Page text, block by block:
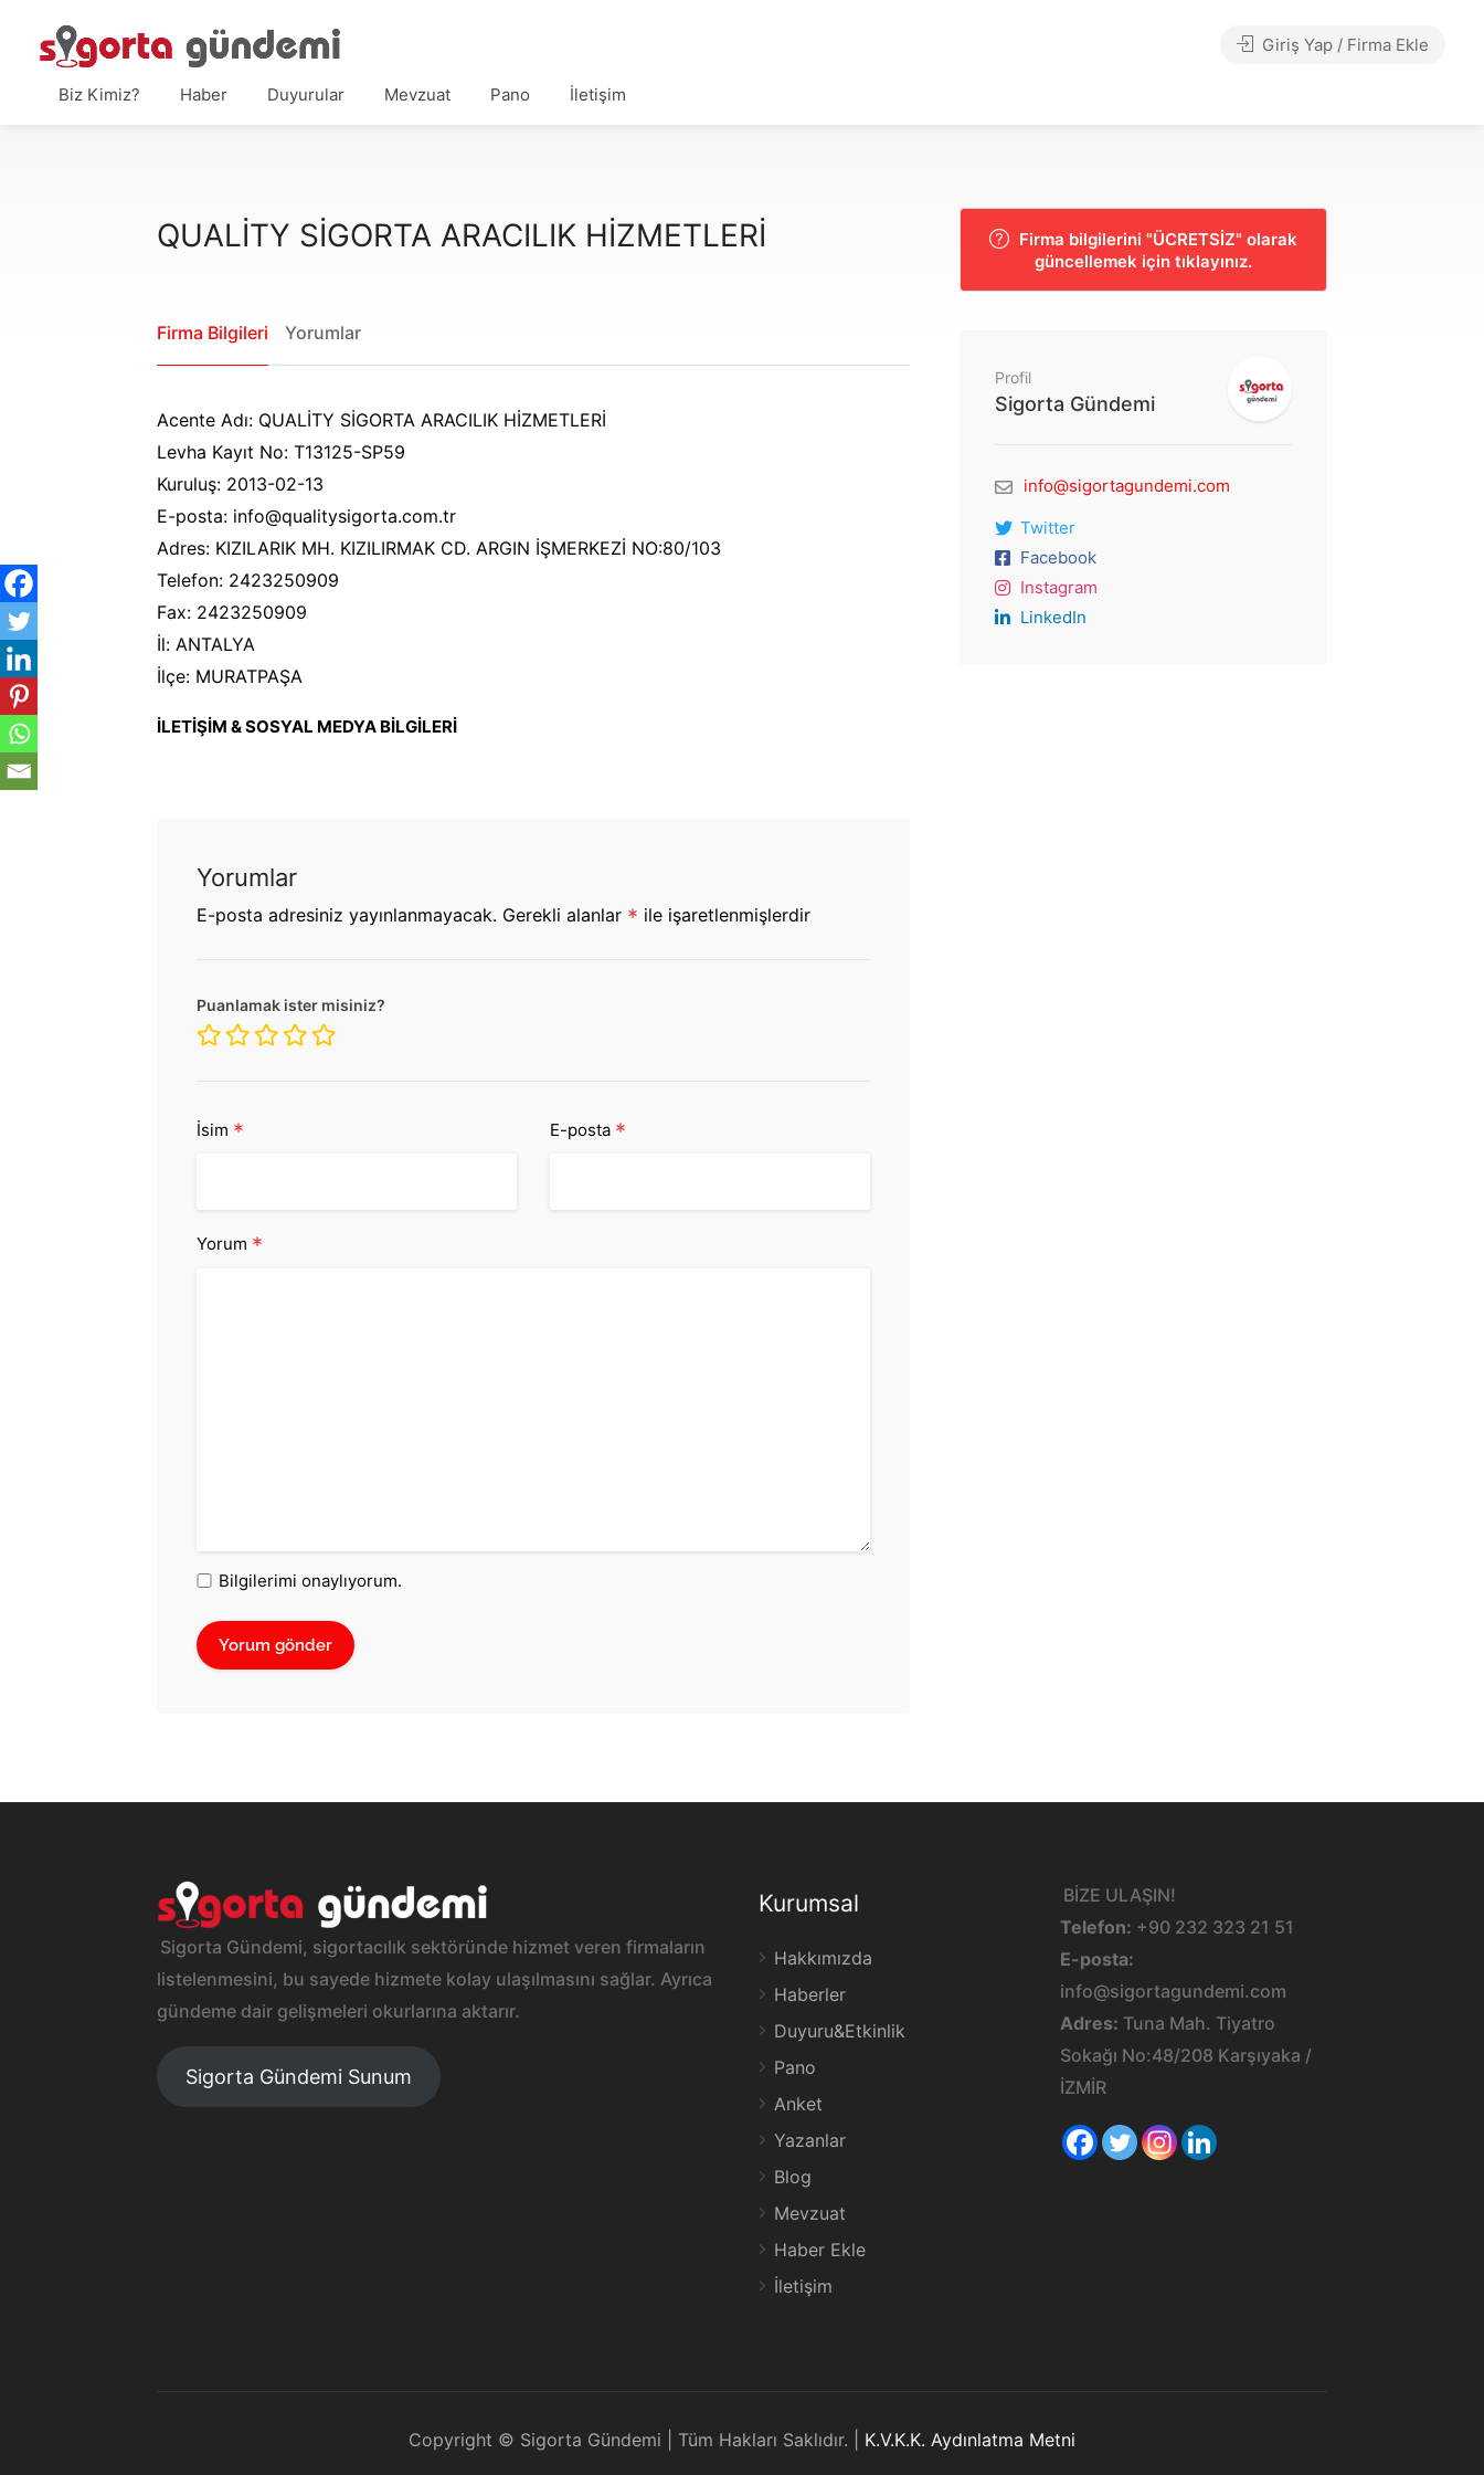
Biz Kimiz? Haber Duyurular Mevzuat Pano İletişim
Giriş Yap / Firma Ekle
QUALİTY SİGORTA ARACILIK HİZMETLERİ
Firma Bilgileri Yorumlar
Acente Adı: QUALİTY SİGORTA ARACILIK HİZMETLERİ
Levha Kayıt No: T13125-SP59
Kuruluş: 2013-02-13
E-posta: info@qualitysigorta.com.tr
Adres: KIZILARIK MH. KIZILIRMAK CD. ARGIN İŞMERKEZİ NO:80/103
Telefon: 2423250909
Fax: 2423250909
İl: ANTALYA
İlçe: MURATPAŞA
İLETİŞİM & SOSYAL MEDYA BİLGİLERİ
Yorumlar
E-posta adresiniz yayınlanmayacak. Gerekli alanlar * ile işaretlenmişlerdir
Puanlamak ister misiniz?
İsim * E-posta *
Yorum *
Bilgilerimi onaylıyorum.
Firma bilgilerini "ÜCRETSİZ" olarak
güncellemek için tıklayınız.
Profil
Sigorta Gündemi
info@sigortagundemi.com
Twitter
Facebook
Instagram
LinkedIn
Sigorta Gündemi, sigortacılık sektöründe hizmet veren firmaların
listelenmesini, bu sayede hizmete kolay ulaşılmasını sağlar. Ayrıca
gündeme dair gelişmeleri okurlarına aktarır.
Sigorta Gündemi Sunum
Kurumsal
Hakkımızda
Haberler
Duyuru&Etkinlik
Pano
Anket
Yazanlar
Blog
Mevzuat
Haber Ekle
İletişim
BİZE ULAŞIN!
Telefon: +90 232 323 21 51
E-posta:
info@sigortagundemi.com
Adres: Tuna Mah. Tiyatro
Sokağı No:48/208 Karşıyaka /
İZMİR
Copyright © Sigorta Gündemi | Tüm Hakları Saklıdır. | K.V.K.K. Aydınlatma Metni